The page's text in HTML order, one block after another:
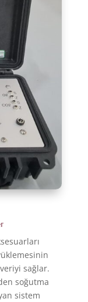
sağlar.
soğutma
sistem